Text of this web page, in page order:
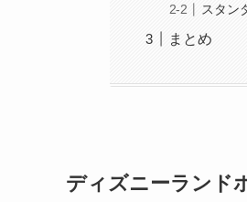
スタン
まとめ
ディズニーランド